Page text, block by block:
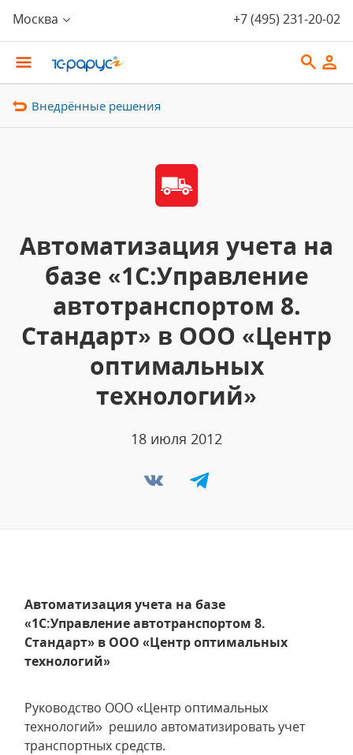
Москва +7 (495) 231-20-02
Внедрённые решения
Автоматизация учета на
базе «1С:Управление
автотранспортом 8.
Стандарт» в ООО «Центр
оптимальных
технологий»
18 июля 2012
Автоматизация учета на базе
«1С:Управление автотранспортом 8.
Стандарт» в ООО «Центр оптимальных
технологий»
Руководство ООО «Центр оптимальных
технологий» решило автоматизировать учет
транспортных средств.